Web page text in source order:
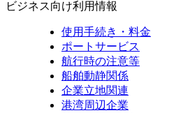
ビジネス向け利用情報
使用手続き・料金
ポートサービス
航行時の注意等
船舶動静関係
企業立地関連
港湾周辺企業